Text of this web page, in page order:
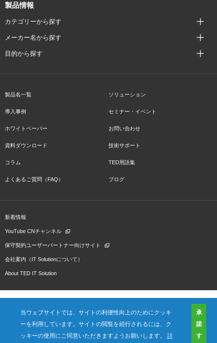
当ウェブサイトでは、サイトの利便性向上のためにクッキ
ーを利用しています。サイトの閲覧を続行されるには、ク
ッキーの使用にご同意いただきますようお願いします。 詳
承
諾
す
製品情報
カテゴリーから探す
メーカー名から探す
目的から探す
製品名一覧 ソリューション
導入事例 セミナー・イベント
ホワイトペーパー お問い合わせ
資料ダウンロード 技術サポート
コラム TED用語集
よくあるご質問（FAQ） ブログ
新着情報
YouTube CNチャンネル
保守契約ユーザーパートナー向けサイト
会社案内（IT Solutionについて）
About TED IT Solution
会社概要 ご利用規約 プライバシーポリシー
プレスリリース（プロダクト)